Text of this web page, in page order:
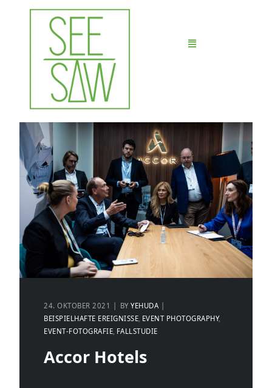
24. OKTOBER 2021 BYYEHUDA
BEISPIELHAFTE EREIGNISSE EVENT PHOTOGRAPHY
EVENT-FOTOGRAFIE FALLSTUDIE
Accor Hotels